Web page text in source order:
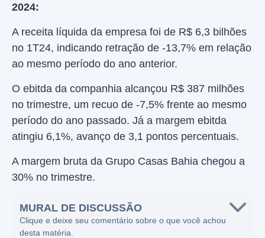
2024:
A receita líquida da empresa foi de R$ 6,3 bilhões
no 1T24, indicando retração de -13,7% em relação
ao mesmo período do ano anterior.
O ebitda da companhia alcançou R$ 387 milhões
no trimestre, um recuo de -7,5% frente ao mesmo
período do ano passado. Já a margem ebitda
atingiu 6,1%, avanço de 3,1 pontos percentuais.
A margem bruta da Grupo Casas Bahia chegou a
30% no trimestre.
MURAL DE DISCUSSÃO
Clique e deixe seu comentário sobre o que você achou
desta matéria.